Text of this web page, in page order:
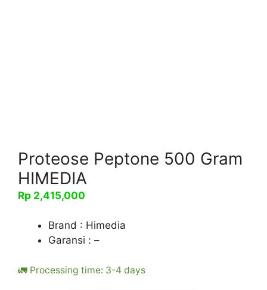
Proteose Peptone 500 Gram
HIMEDIA
Rp 2,415,000
Brand : Himedia
Garansi : –
🚛 Processing time: 3-4 days